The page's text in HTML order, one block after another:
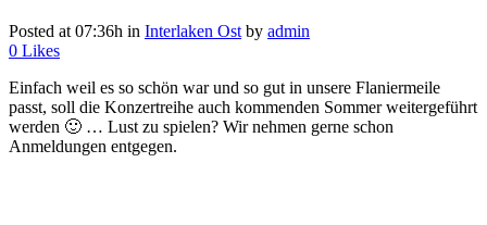
Posted at 07:36h in Interlaken Ost by admin
0 Likes
Einfach weil es so schön war und so gut in unsere Flaniermeile
passt, soll die Konzertreihe auch kommenden Sommer weitergeführt
werden 🙂 … Lust zu spielen? Wir nehmen gerne schon
Anmeldungen entgegen.